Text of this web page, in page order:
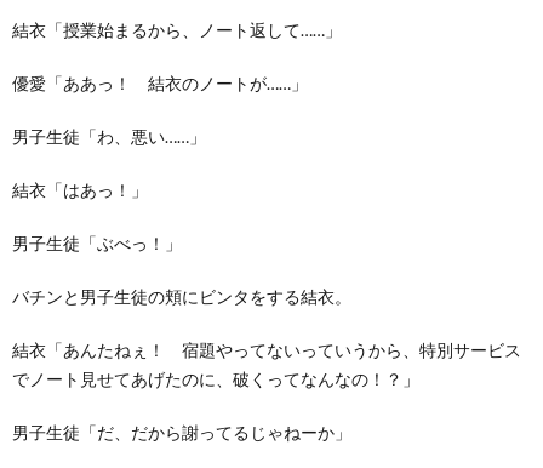
結衣「授業始まるから、ノート返して……」
優愛「ああっ！ 結衣のノートが……」
男子生徒「わ、悪い……」
結衣「はあっ！」
男子生徒「ぶべっ！」
バチンと男子生徒の頬にビンタをする結衣。
結衣「あんたねぇ！ 宿題やってないっていうから、特別サービス
でノート見せてあげたのに、破くってなんなの！？」
男子生徒「だ、だから謝ってるじゃねーか」